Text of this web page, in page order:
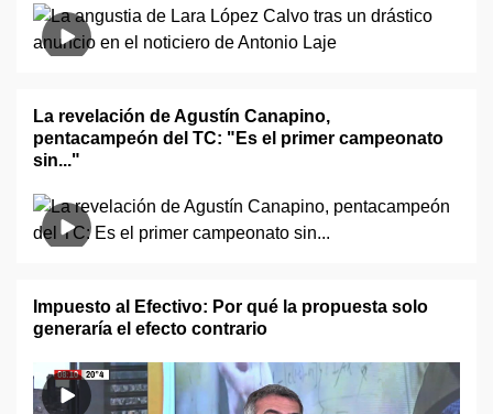
La revelación de Agustín Canapino,
pentacampeón del TC: "Es el primer campeonato
sin..."
Impuesto al Efectivo: Por qué la propuesta solo
generaría el efecto contrario